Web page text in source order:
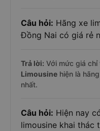
Câu hỏi: Hãng xe
Đồng Nai có giá rẻ
Trả lời: Với mức giá chỉ
Limousine hiện là
nhất.
Câu hỏi: Hiện nay
limousine khai thác